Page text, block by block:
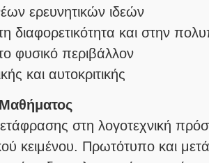
ερευνητικών ιδεών
διαφορετικότητα και στην
φυσικό περιβάλλον
και αυτοκριτικής
στη λογοτεχνική
κειμένου. Πρωτότυπο και